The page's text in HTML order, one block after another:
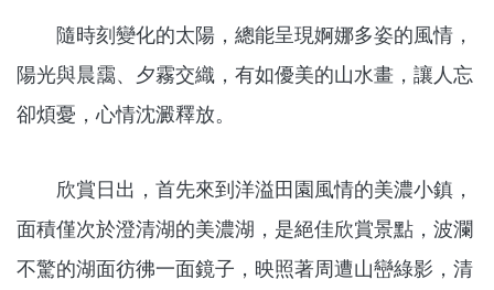
隨時刻變化的太陽，總能呈現婀娜多姿的風情，
陽光與晨靄、夕霧交織，有如優美的山水畫，讓人忘
卻煩憂，心情沈澱釋放。
欣賞日出，首先來到洋溢田園風情的美濃小鎮，
面積僅次於澄清湖的美濃湖，是絕佳欣賞景點，波瀾
不驚的湖面彷彿一面鏡子，映照著周遭山巒綠影，清